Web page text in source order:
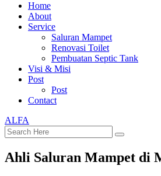
Home
About
Service
Saluran Mampet
Renovasi Toilet
Pembuatan Septic Tank
Visi & Misi
Post
Post
Contact
ALFA
Ahli Saluran Mampet di